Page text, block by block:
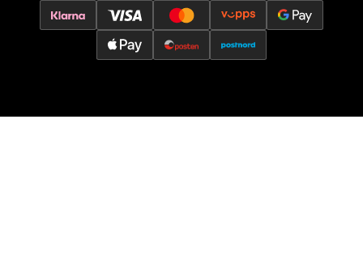
Oslo - Thon Senter Storo
Vitaminveien 7 - 9, 0485 Oslo